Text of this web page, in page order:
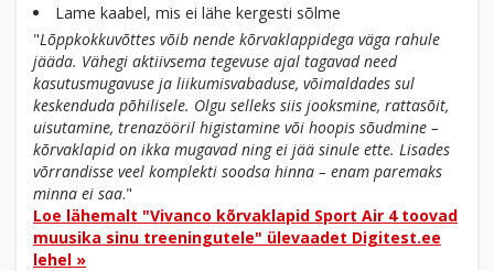
Lame kaabel, mis ei lähe kergesti sõlme
"Lõppkokkuvõttes võib nende kõrvaklappidega väga rahule
jääda. Vähegi aktiivsema tegevuse ajal tagavad need
kasutusmugavuse ja liikumisvabaduse, võimaldades sul
keskenduda põhilisele. Olgu selleks siis jooksmine, rattasõit,
uisutamine, trenazööril higistamine või hoopis sõudmine –
kõrvaklapid on ikka mugavad ning ei jää sinule ette. Lisades
võrrandisse veel komplekti soodsa hinna – enam paremaks
minna ei saa."
Loe lähemalt "Vivanco kõrvaklapid Sport Air 4 toovad
muusika sinu treeningutele" ülevaadet Digitest.ee
lehel »